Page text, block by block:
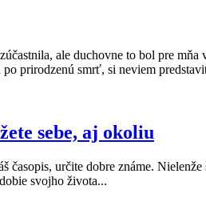
ale duchovne to bol pre
prirodzenú smrť, si neviem
sebe, aj okoliu
určite dobre známe.
svojho života...